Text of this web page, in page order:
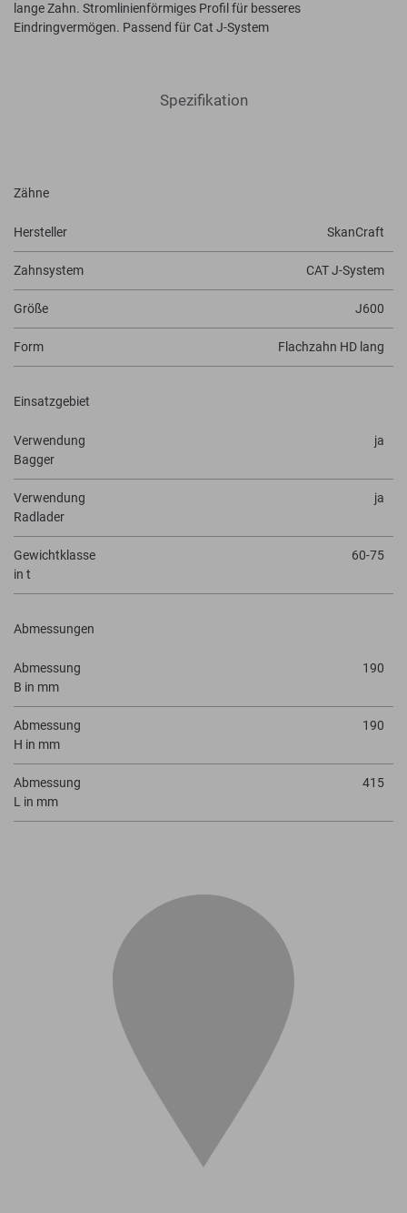
lange Zahn. Stromlinienförmiges Profil für besseres
Eindringvermögen. Passend für Cat J-System
Spezifikation
Zähne
Hersteller SkanCraft
Zahnsystem CAT J-System
Größe J600
Form Flachzahn HD lang
Einsatzgebiet
Verwendung
Bagger
ja
Verwendung
Radlader
ja
Gewichtklasse
in t
60-75
Abmessungen
Abmessung
B in mm
190
Abmessung
H in mm
190
Abmessung
L in mm
415